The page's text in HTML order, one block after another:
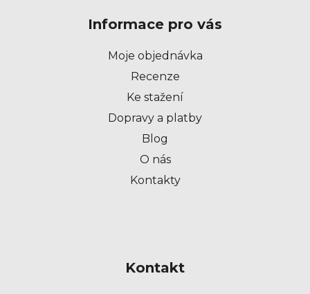
Informace pro vás
Moje objednávka
Recenze
Ke stažení
Dopravy a platby
Blog
O nás
Kontakty
Kontakt